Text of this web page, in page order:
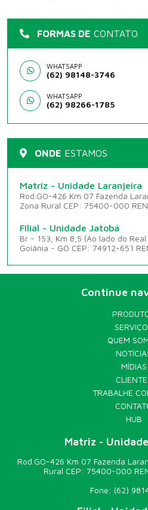
FORMAS DE CONTATO
WHATSAPP
(62) 98148-3746
WHATSAPP
(62) 98266-1785
ONDE ESTAMOS
Matriz - Unidade Laranjeira
Rod.GO-426 Km 07 Fazenda
Zona Rural CEP: 75400-000
Filial - Unidade Jatobá
Br - 153, Km 8,5 (Ao lado do
Goiânia - GO CEP: 74912-651
Continue
QUEM
MÍDIAS
TRABALHE
HUB
Matriz -
Rod.GO-426 Km 07 Fazenda
Rural CEP: 75400-000
Fone: (62)